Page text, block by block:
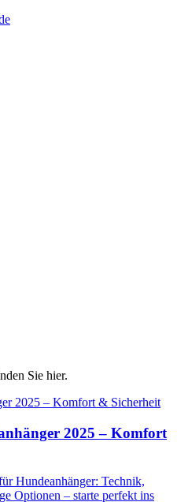
Sie hier.
2025 – Komfort
Hundeanhänger: Technik,
Optionen – starte perfekt ins